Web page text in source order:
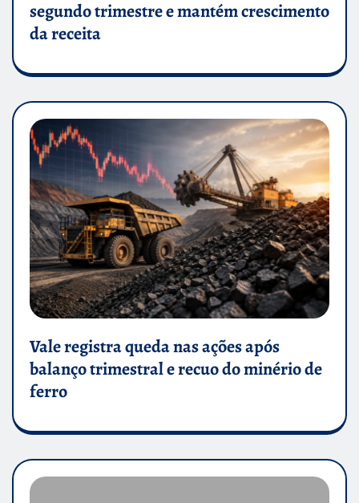
segundo trimestre e mantém crescimento
da receita
Vale registra queda nas ações após
balanço trimestral e recuo do minério de
ferro